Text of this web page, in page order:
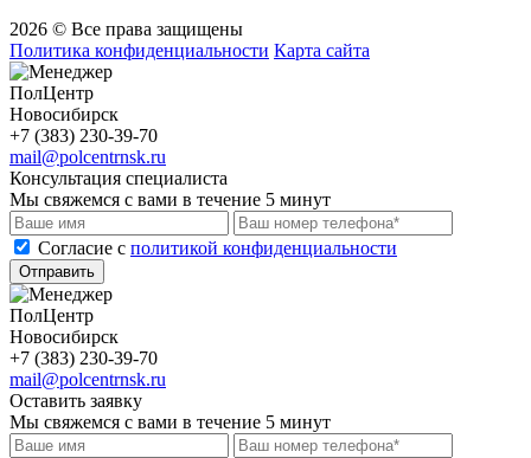
2026 © Все права защищены
Политика конфиденциальности Карта сайта
ПолЦентр
Новосибирск
+7 (383) 230-39-70
mail@polcentrnsk.ru
Консультация специалиста
Мы свяжемся с вами в течение 5 минут
Cогласие с политикой конфиденциальности
Отправить
ПолЦентр
Новосибирск
+7 (383) 230-39-70
mail@polcentrnsk.ru
Оставить заявку
Мы свяжемся с вами в течение 5 минут